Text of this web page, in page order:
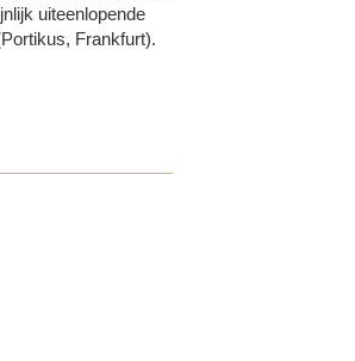
uiteenlopende
Frankfurt).